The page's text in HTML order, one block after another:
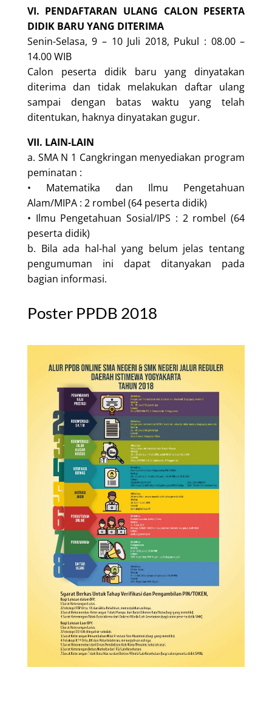
VI. PENDAFTARAN ULANG CALON PESERTA
DIDIK BARU YANG DITERIMA
Senin-Selasa, 9 – 10 Juli 2018, Pukul : 08.00 –
14.00 WIB
Calon peserta didik baru yang dinyatakan
diterima dan tidak melakukan daftar ulang
sampai dengan batas waktu yang telah
ditentukan, haknya dinyatakan gugur.
VII. LAIN-LAIN
a. SMA N 1 Cangkringan menyediakan program
peminatan :
• Matematika dan Ilmu Pengetahuan
Alam/MIPA : 2 rombel (64 peserta didik)
• Ilmu Pengetahuan Sosial/IPS : 2 rombel (64
peserta didik)
b. Bila ada hal-hal yang belum jelas tentang
pengumuman ini dapat ditanyakan pada
bagian informasi.
Poster PPDB 2018